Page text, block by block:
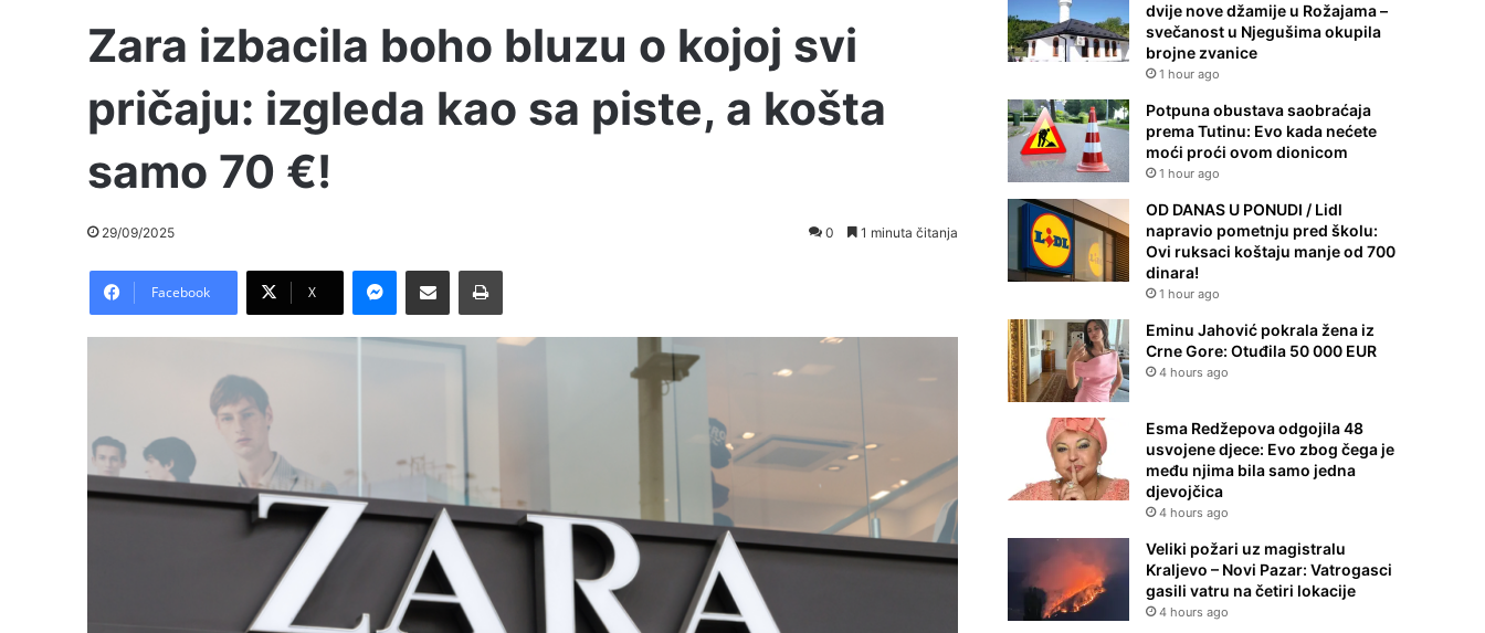
Zara izbacila boho bluzu o kojoj svi
pričaju: izgleda kao sa piste, a košta
samo 70 €!
29/09/2025 0 1 minuta čitanja
Facebook X
Messenger
Pošalji preko E-Maila Printaj
dvije nove džamije u Rožajama –
svečanost u Njegušima okupila
brojne zvanice
1 hour ago
Potpuna obustava saobraćaja
prema Tutinu: Evo kada nećete
moći proći ovom dionicom
1 hour ago
OD DANAS U PONUDI / Lidl
napravio pometnju pred školu:
Ovi ruksaci koštaju manje od 700
dinara!
1 hour ago
Eminu Jahović pokrala žena iz
Crne Gore: Otuđila 50 000 EUR
4 hours ago
Esma Redžepova odgojila 48
usvojene djece: Evo zbog čega je
među njima bila samo jedna
djevojčica
4 hours ago
Veliki požari uz magistralu
Kraljevo – Novi Pazar: Vatrogasci
gasili vatru na četiri lokacije
4 hours ago